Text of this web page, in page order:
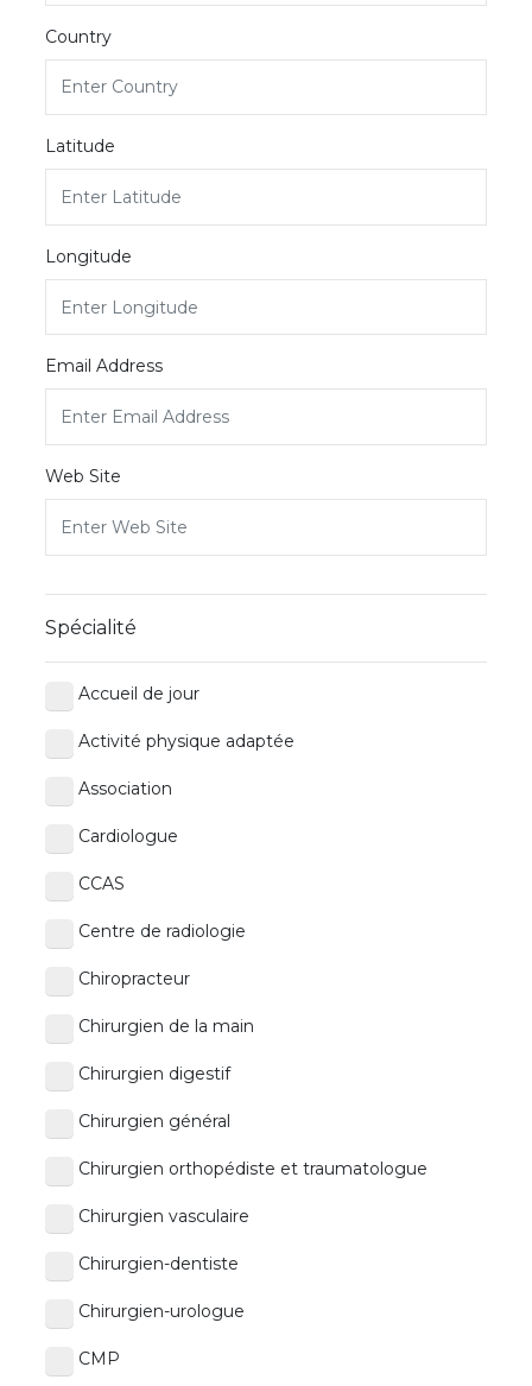
Country
Latitude
Longitude
Email Address
Web Site
Spécialité
Accueil de jour
Activité physique adaptée
Association
Cardiologue
CCAS
Centre de radiologie
Chiropracteur
Chirurgien de la main
Chirurgien digestif
Chirurgien général
Chirurgien orthopédiste et traumatologue
Chirurgien vasculaire
Chirurgien-dentiste
Chirurgien-urologue
CMP